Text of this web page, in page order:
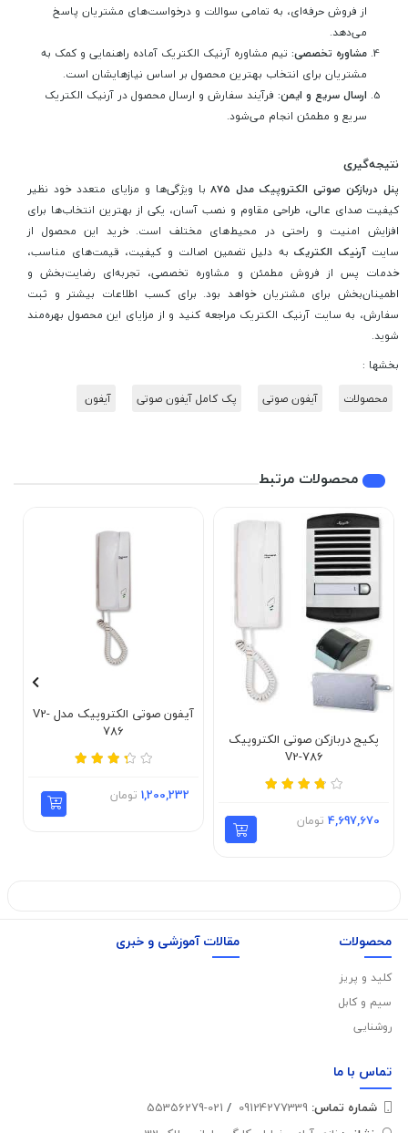
از فروش حرفه‌ای، به تمامی سوالات و درخواست‌های مشتریان پاسخ
می‌دهد.
مشاوره تخصصی: تیم مشاوره آرنیک الکتریک آماده راهنمایی و کمک به
مشتریان برای انتخاب بهترین محصول بر اساس نیازهایشان است.
ارسال سریع و ایمن: فرآیند سفارش و ارسال محصول در آرنیک الکتریک
سریع و مطمئن انجام می‌شود.
نتیجه‌گیری
پنل دربازکن صوتی الکتروپیک مدل 875
با ویژگی‌ها و مزایای متعدد خود نظیر
کیفیت صدای عالی، طراحی مقاوم و نصب آسان، یکی از بهترین انتخاب‌ها برای
افزایش امنیت و راحتی در محیط‌های مختلف است. خرید این محصول از
سایت آرنیک الکتریک به دلیل تضمین اصالت و کیفیت، قیمت‌های مناسب،
خدمات پس از فروش مطمئن و مشاوره تخصصی، تجربه‌ای رضایت‌بخش و
اطمینان‌بخش برای مشتریان خواهد بود. برای کسب اطلاعات بیشتر و ثبت
سفارش، به سایت آرنیک الکتریک مراجعه کنید و از مزایای این محصول بهره‌مند
شوید.
بخشها :
محصولات
آیفون صوتی پک کامل آیفون صوتی آیفون
محصولات مرتبط
پکیج دربازکن صوتی الکتروپیک
V2-786
4,697,670 تومان
آیفون صوتی الکتروپیک مدل V2-
786
1,200,232 تومان
محصولات
کلید و پریز
سیم و کابل
روشنایی
مقالات آموزشی و خبری
تماس با ما
شماره تماس‌: /
021-55356279